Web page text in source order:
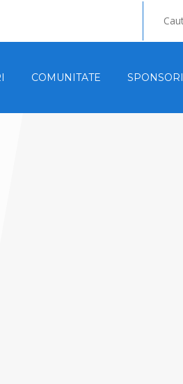
COMUNITATE SPONSORI